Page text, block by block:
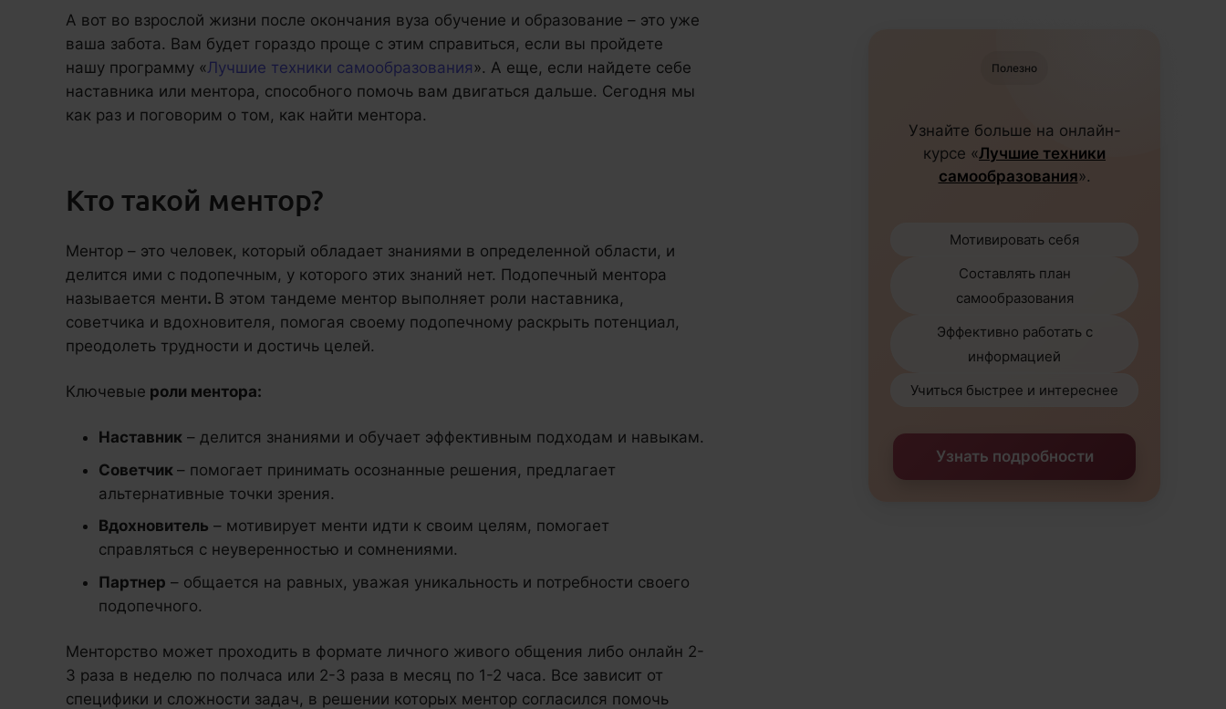
А вот во взрослой жизни после окончания вуза обучение и образование – это уже
ваша забота. Вам будет гораздо проще с этим справиться, если вы пройдете
нашу программу «Лучшие техники самообразования». А еще, если найдете себе
наставника или ментора, способного помочь вам двигаться дальше. Сегодня мы
как раз и поговорим о том, как найти ментора.
Кто такой ментор?
Ментор – это человек, который обладает знаниями в определенной области, и
делится ими с подопечным, у которого этих знаний нет. Подопечный ментора
называется менти. В этом тандеме ментор выполняет роли наставника,
советчика и вдохновителя, помогая своему подопечному раскрыть потенциал,
преодолеть трудности и достичь целей.
Ключевые роли ментора:
Наставник – делится знаниями и обучает эффективным подходам и навыкам.
Советчик – помогает принимать осознанные решения, предлагает
альтернативные точки зрения.
Вдохновитель – мотивирует менти идти к своим целям, помогает
справляться с неуверенностью и сомнениями.
Партнер – общается на равных, уважая уникальность и потребности своего
подопечного.
Менторство может проходить в формате личного живого общения либо онлайн 2-
3 раза в неделю по полчаса или 2-3 раза в месяц по 1-2 часа. Все зависит от
специфики и сложности задач, в решении которых ментор согласился помочь
Полезно
Узнайте больше на онлайн-
курсе «Лучшие техники
самообразования».
Мотивировать себя
Составлять план
самообразования
Эффективно работать с
информацией
Учиться быстрее и интереснее
Узнать подробности